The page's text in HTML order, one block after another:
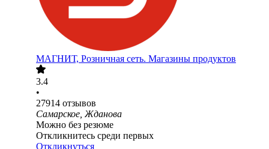
МАГНИТ, Розничная сеть. Магазины продуктов
3.4
•
27914 отзывов
Самарское, Жданова
Можно без резюме
Откликнитесь среди первых
Откликнуться